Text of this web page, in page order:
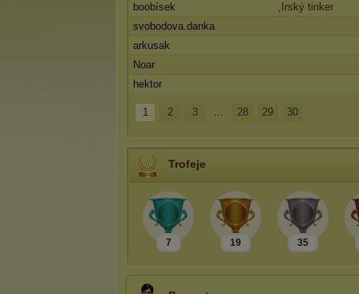
boobísek
,Irský tinker
svobodova.danka
arkusak
Noar
hektor
1 2 3 ... 28 29 30
Trofeje
7 19 35